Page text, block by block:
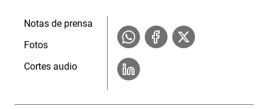
Notas de prensa
Fotos
Cortes audio